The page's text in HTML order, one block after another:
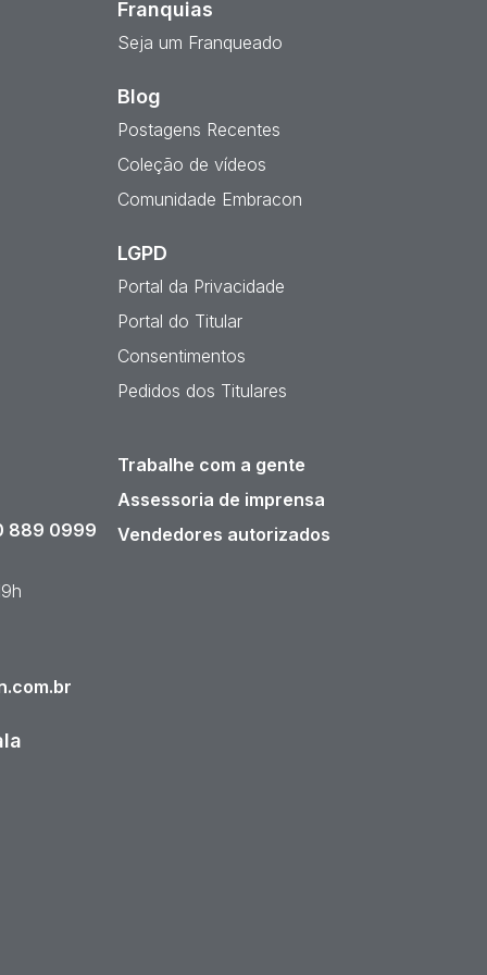
Franquias
Seja um Franqueado
Blog
Postagens Recentes
Coleção de vídeos
Comunidade Embracon
LGPD
Portal da Privacidade
Portal do Titular
Consentimentos
Pedidos dos Titulares
889 0999
Trabalhe com a gente
Assessoria de imprensa
Vendedores autorizados